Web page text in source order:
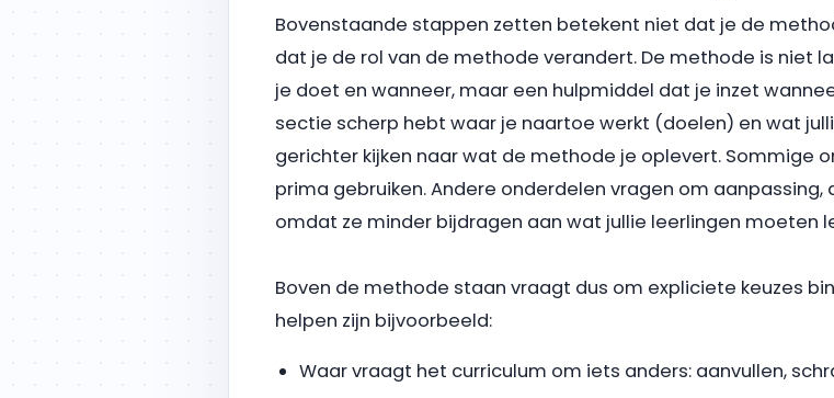
Bovenstaande stappen zetten betekent niet dat je de
dat je de rol van de methode verandert. De methode is niet
je doet en wanneer, maar een hulpmiddel dat je inzet
sectie scherp hebt waar je naartoe werkt (doelen) en wat
gerichter kijken naar wat de methode je oplevert. Sommige
prima gebruiken. Andere onderdelen vragen om aanpassing,
omdat ze minder bijdragen aan wat jullie leerlingen moeten
Boven de methode staan vraagt dus om expliciete keuzes
helpen zijn bijvoorbeeld:
Waar vraagt het curriculum om iets anders: aanvullen,